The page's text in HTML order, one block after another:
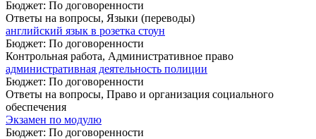
Бюджет: По договоренности
Ответы на вопросы, Языки (переводы)
английский язык в розетка стоун
Бюджет: По договоренности
Контрольная работа, Административное право
административная деятельность полиции
Бюджет: По договоренности
Ответы на вопросы, Право и организация социального
обеспечения
Экзамен по модулю
Бюджет: По договоренности